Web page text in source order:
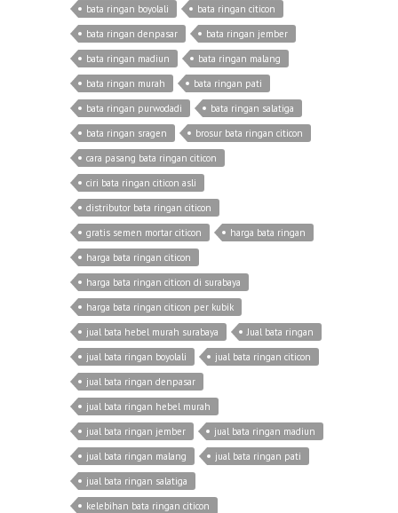
bata ringan boyolali
bata ringan citicon
bata ringan denpasar
bata ringan jember
bata ringan madiun
bata ringan malang
bata ringan murah
bata ringan pati
bata ringan purwodadi
bata ringan salatiga
bata ringan sragen
brosur bata ringan citicon
cara pasang bata ringan citicon
ciri bata ringan citicon asli
distributor bata ringan citicon
gratis semen mortar citicon
harga bata ringan
harga bata ringan citicon
harga bata ringan citicon di surabaya
harga bata ringan citicon per kubik
jual bata hebel murah surabaya
Jual bata ringan
jual bata ringan boyolali
jual bata ringan citicon
jual bata ringan denpasar
jual bata ringan hebel murah
jual bata ringan jember
jual bata ringan madiun
jual bata ringan malang
jual bata ringan pati
jual bata ringan salatiga
kelebihan bata ringan citicon